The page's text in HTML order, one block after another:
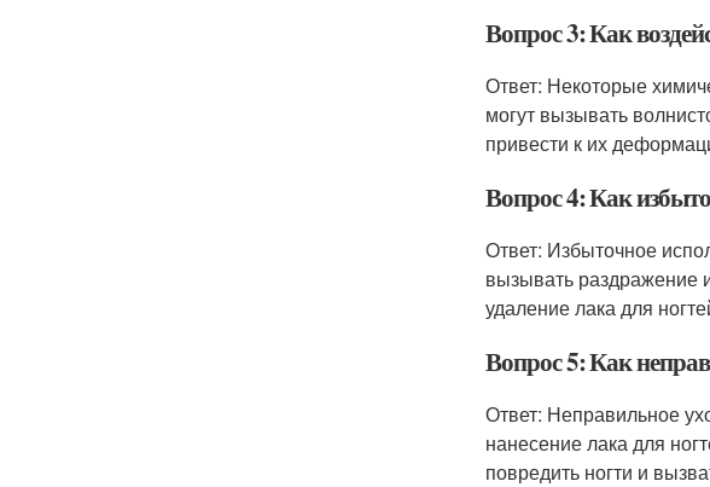
Вопрос 3: Как
Ответ: Некоторые
могут вызывать
привести к их
Вопрос 4: Как
Ответ: Избыточное
вызывать раздражение
удаление лака для
Вопрос 5: Как
Ответ: Неправильное
нанесение лака для
повредить ногти и